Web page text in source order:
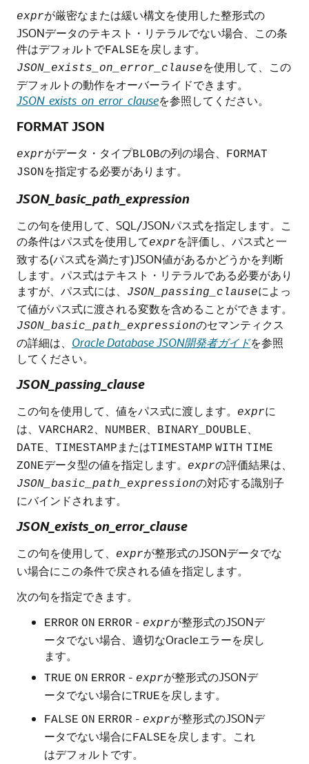
exprが厳密なまたは緩い構文を使用した整形式の
JSONデータのテキスト・リテラルでない場合、この条
件はデフォルトでFALSEを戻します。
JSON_exists_on_error_clauseを使用して、この
デフォルトの動作をオーバーライドできます。
JSON_exists_on_error_clauseを参照してください。
FORMAT JSON
exprがデータ・タイプBLOBの列の場合、
FORMAT
JSONを指定する必要があります。
JSON_basic_path_expression
この句を使用して、SQL/JSONパス式を指定します。こ
の条件はパス式を使用してexprを評価し、パス式と一
致する(パス式を満たす)JSON値があるかどうかを判断
します。パス式はテキスト・リテラルである必要があり
ますが、パス式には、
JSON_passing_clauseによっ
て値がパス式に渡される変数を含めることができます。
JSON_basic_path_expressionのセマンティクス
の詳細は、 Oracle Database JSON開発者ガイドを参照
してください。
JSON_passing_clause
この句を使用して、値をパス式に渡します。 exprに
は、 VARCHAR2、 NUMBER、 BINARY_DOUBLE、
DATE、 TIMESTAMP またはTIMESTAMP WITH TIME
ZONEデータ型の値を指定します。 exprの評価結果は、
JSON_basic_path_expressionの対応する識別子
にバインドされます。
JSON_exists_on_error_clause
この句を使用して、 exprが整形式のJSONデータでな
い場合にこの条件で戻される値を指定します。
次の句を指定できます。
ERROR ON ERROR - exprが整形式のJSONデ
ータでない場合、適切なOracleエラーを戻し
ます。
TRUE ON ERROR - exprが整形式のJSONデ
ータでない場合にTRUEを戻します。
FALSE ON ERROR - exprが整形式のJSONデ
ータでない場合にFALSEを戻します。これ
はデフォルトです。